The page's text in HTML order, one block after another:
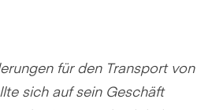
für den Transport von
sich auf sein Geschäft